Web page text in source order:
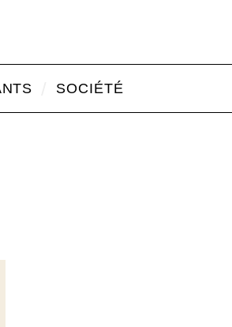
SOCIÉTÉ